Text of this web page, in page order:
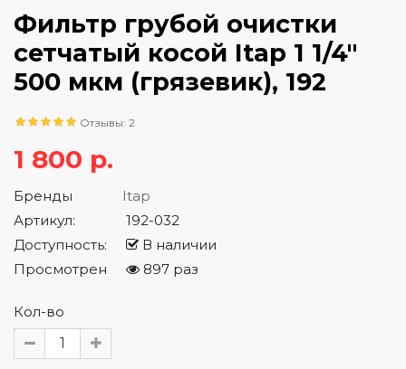
Фильтр грубой очистки
сетчатый косой Itap 1 1/4"
500 мкм (грязевик), 192
Отзывы: 2
1 800 р.
Бренды
Itap
Артикул:
192-032
Доступность:
В наличии
Просмотрен
897 раз
Кол-во